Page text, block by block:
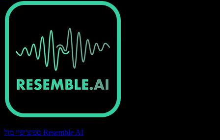
ספיצ'יפיי מול Resemble AI